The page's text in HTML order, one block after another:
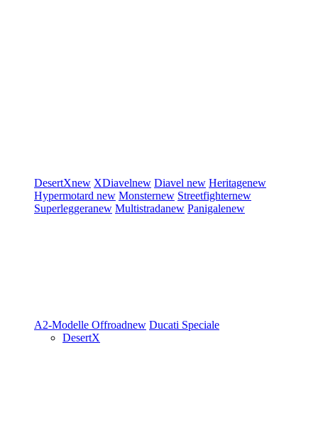
DesertXnew XDiavelnew Diavel new Heritagenew
Hypermotard new Monsternew Streetfighternew
Superleggeranew Multistradanew Panigalenew
A2-Modelle Offroadnew Ducati Speciale
DesertX